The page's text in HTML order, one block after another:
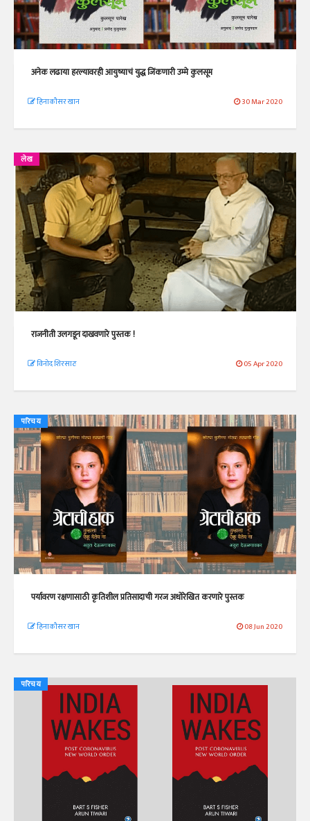
अनेक लढाया हरल्यावरही आयुष्याचं युद्ध जिंकणारी उम्मे कुलसूम
हिनाकौसर खान 30 Mar 2020
लेख
राजनीती उलगडून दाखवणारे पुस्तक !
विनोद शिरसाठ 05 Apr 2020
परिचय
पर्यावरण रक्षणासाठी कृतिशील प्रतिसादाची गरज अधोरेखित करणारे पुस्तक
हिनाकौसर खान 08 Jun 2020
परिचय